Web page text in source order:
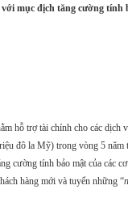
mục địch tăng cường tính
hỗ trợ tài chính cho các dịch
đô la Mỹ) trong vòng 5
cường tính bảo mật của các
hàng mới và tuyển những “